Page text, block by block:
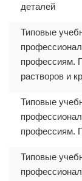
деталей
Типовые
профессиям.
растворов и
Типовые
профессиям.
Типовые